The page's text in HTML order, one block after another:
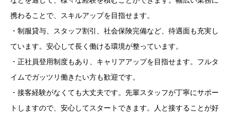
携わることで、スキルアップを目指せます。
・制服貸与、スタッフ割引、社会保険完備など、待遇面も充実し
ています。安心して長く働ける環境が整っています。
・正社員登用制度もあり、キャリアアップを目指せます。フルタ
イムでガッツリ働きたい方も歓迎です。
・接客経験がなくても大丈夫です。先輩スタッフが丁寧にサポー
トしますので、安心してスタートできます。人と接することが好